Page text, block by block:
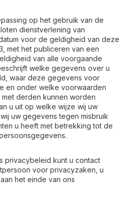
op het gebruik van de
dienstverlening van
voor de geldigheid van deze
met het publiceren van een
van alle voorgaande
welke gegevens over u
waar deze gegevens voor
en onder welke voorwaarden
derden kunnen worden
u uit op welke wijze wij uw
uw gegevens tegen misbruik
u heeft met betrekking tot de
privacybeleid kunt u contact
voor privacyzaken, u
het einde van ons